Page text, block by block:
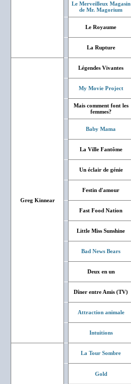
Le Merveilleux Magasin
de Mr. Magorium
Le Royaume
La Rupture
Greg Kinnear
Légendes Vivantes
My Movie Project
Mais comment font les
femmes?
Baby Mama
La Ville Fantôme
Un éclair de génie
Festin d'amour
Fast Food Nation
Little Miss Sunshine
Bad News Bears
Deux en un
Dîner entre Amis (TV)
Attraction animale
Intuitions
La Tour Sombre
Gold